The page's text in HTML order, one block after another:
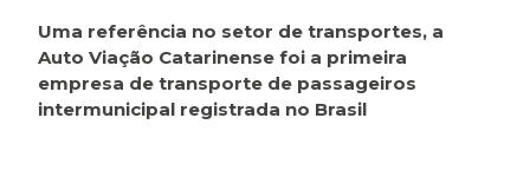
Uma referência no setor de transportes, a
Auto Viação Catarinense foi a primeira
empresa de transporte de passageiros
intermunicipal registrada no Brasil